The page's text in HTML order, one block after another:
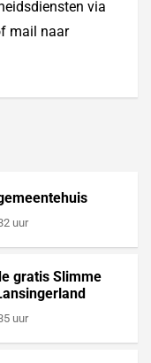
via
mail naar
uur
gratis Slimme
uur